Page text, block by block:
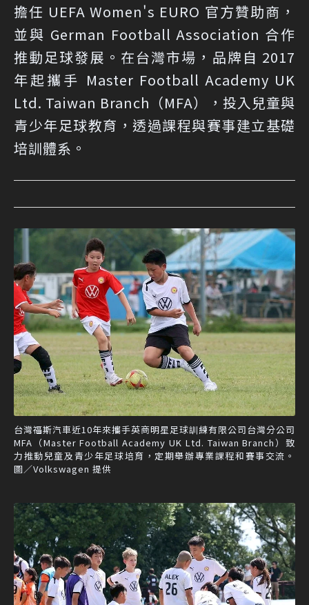
擔任 UEFA Women's EURO 官方贊助商，
並與 German Football Association 合作
推動足球發展。在台灣市場，品牌自 2017
年起攜手 Master Football Academy UK
Ltd. Taiwan Branch（MFA），投入兒童與
青少年足球教育，透過課程與賽事建立基礎
培訓體系。
台灣福斯汽車近10年來攜手英商明星足球訓練有限公司台灣分公司
MFA（Master Football Academy UK Ltd. Taiwan Branch）致
力推動兒童及青少年足球培育，定期舉辦專業課程和賽事交流。
圖／Volkswagen 提供